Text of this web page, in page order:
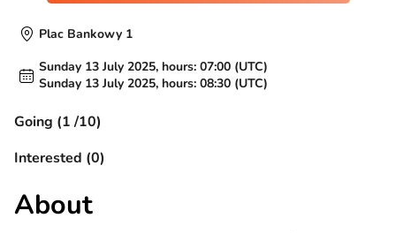
Plac Bankowy 1
Sunday 13 July 2025, hours: 07:00 (UTC)
Sunday 13 July 2025, hours: 08:30 (UTC)
Going (1 /10)
Interested (0)
About